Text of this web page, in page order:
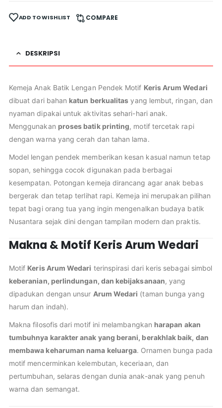
ADD TO WISHLIST COMPARE
DESKRIPSI
Kemeja Anak Batik Lengan Pendek Motif Keris Arum Wedari
dibuat dari bahan katun berkualitas yang lembut, ringan, dan
nyaman dipakai untuk aktivitas sehari-hari anak.
Menggunakan proses batik printing, motif tercetak rapi
dengan warna yang cerah dan tahan lama.
Model lengan pendek memberikan kesan kasual namun tetap
sopan, sehingga cocok digunakan pada berbagai
kesempatan. Potongan kemeja dirancang agar anak bebas
bergerak dan tetap terlihat rapi. Kemeja ini merupakan pilihan
tepat bagi orang tua yang ingin mengenalkan budaya batik
Nusantara sejak dini dengan tampilan modern dan praktis.
Makna & Motif Keris Arum Wedari
Motif Keris Arum Wedari terinspirasi dari keris sebagai simbol
keberanian, perlindungan, dan kebijaksanaan, yang
dipadukan dengan unsur Arum Wedari (taman bunga yang
harum dan indah).
Makna filosofis dari motif ini melambangkan harapan akan
tumbuhnya karakter anak yang berani, berakhlak baik, dan
membawa keharuman nama keluarga. Ornamen bunga pada
motif mencerminkan kelembutan, keceriaan, dan
pertumbuhan, selaras dengan dunia anak-anak yang penuh
warna dan semangat.